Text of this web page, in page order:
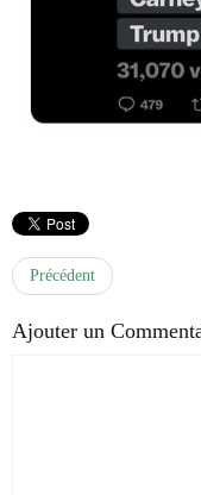
Précédent
Ajouter un